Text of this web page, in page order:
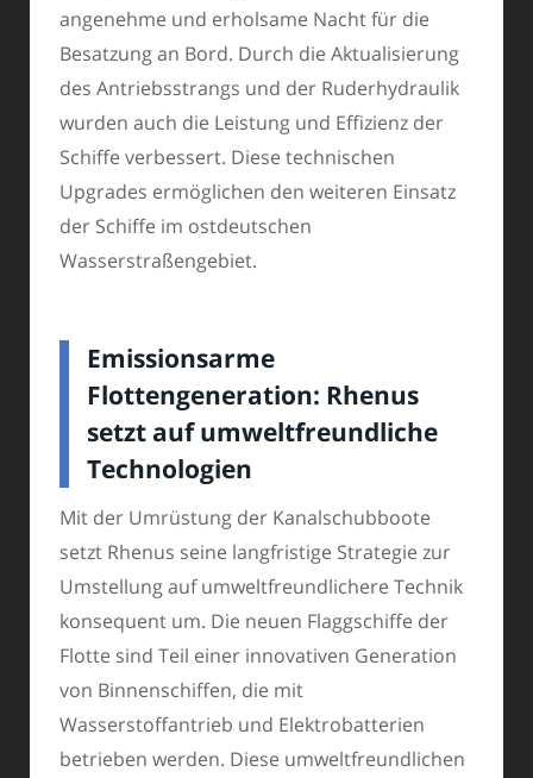
angenehme und erholsame Nacht für die
Besatzung an Bord. Durch die Aktualisierung
des Antriebsstrangs und der Ruderhydraulik
wurden auch die Leistung und Effizienz der
Schiffe verbessert. Diese technischen
Upgrades ermöglichen den weiteren Einsatz
der Schiffe im ostdeutschen
Wasserstraßengebiet.
Emissionsarme
Flottengeneration: Rhenus
setzt auf umweltfreundliche
Technologien
Mit der Umrüstung der Kanalschubboote
setzt Rhenus seine langfristige Strategie zur
Umstellung auf umweltfreundlichere Technik
konsequent um. Die neuen Flaggschiffe der
Flotte sind Teil einer innovativen Generation
von Binnenschiffen, die mit
Wasserstoffantrieb und Elektrobatterien
betrieben werden. Diese umweltfreundlichen